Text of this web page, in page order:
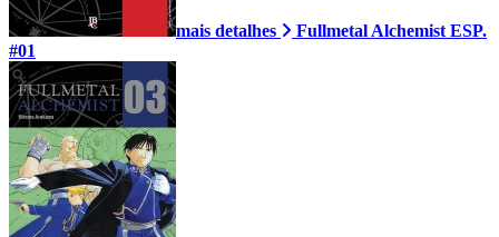
mais detalhes
Fullmetal Alchemist ESP.
#01